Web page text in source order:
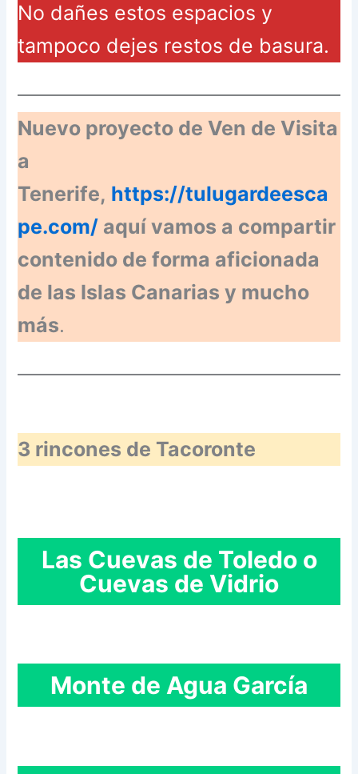
No dañes estos espacios y
tampoco dejes restos de basura.
Nuevo proyecto de Ven de Visita
a
Tenerife, https://tulugardeesca
pe.com/ aquí vamos a compartir
contenido de forma aficionada
de las Islas Canarias y mucho
más.
3 rincones de Tacoronte
Las Cuevas de Toledo o
Cuevas de Vidrio
Monte de Agua García